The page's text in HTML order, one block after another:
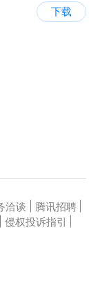
下载
洽谈 腾讯招聘
侵权投诉指引